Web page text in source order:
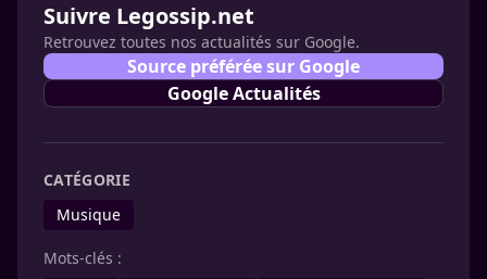
Suivre Legossip.net
Retrouvez toutes nos actualités sur Google.
Source préférée sur Google
Google Actualités
CATÉGORIE
Musique
Mots-clés :